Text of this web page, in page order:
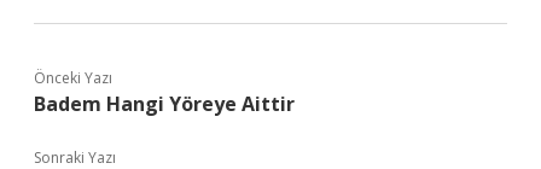
Önceki Yazı
Badem Hangi Yöreye Aittir
Sonraki Yazı